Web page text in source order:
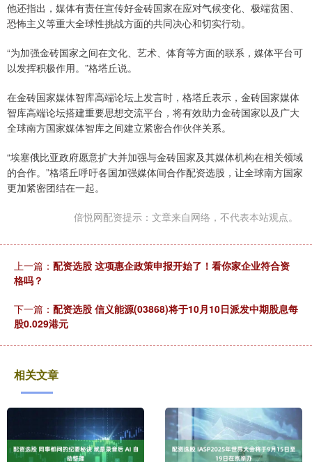
他还指出，媒体有责任宣传好金砖国家在应对气候变化、极端贫困、
恐怖主义等重大全球性挑战方面的共同决心和切实行动。
“为加强金砖国家之间在文化、艺术、体育等方面的联系，媒体平台可
以发挥积极作用。”格塔丘说。
在金砖国家媒体智库高端论坛上发言时，格塔丘表示，金砖国家媒体
智库高端论坛搭建重要思想交流平台，将有效助力金砖国家以及广大
全球南方国家媒体智库之间建立紧密合作伙伴关系。
“埃塞俄比亚政府愿意扩大并加强与金砖国家及其媒体机构在相关领域
的合作。”格塔丘呼吁各国加强媒体间合作配资选股，让全球南方国家
更加紧密团结在一起。
倍悦网配资提示：文章来自网络，不代表本站观点。
上一篇： 配资选股 这项惠企政策申报开始了！看你家企业符合资
格吗？
下一篇： 配资选股 信义能源(03868)将于10月10日派发中期股息每
股0.029港元
相关文章